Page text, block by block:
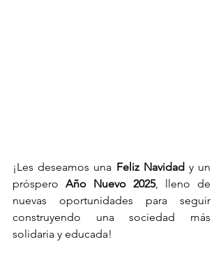
¡Les deseamos una Feliz Navidad y un
próspero Año Nuevo 2025, lleno de
nuevas oportunidades para seguir
construyendo una sociedad más
solidaria y educada!